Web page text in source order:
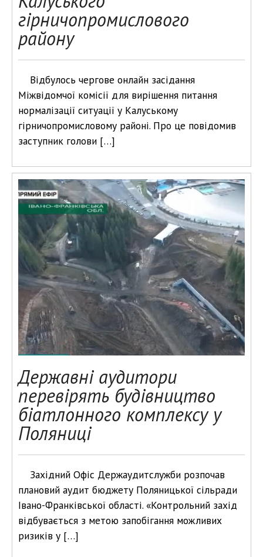
гірничопромислового
району
Відбулось чергове онлайн засідання
Міжвідомчої комісії для вирішення питання
нормалізації ситуації у Калуському
гірничопромисловому районі. Про це повідомив
заступник голови […]
Державні аудитори
перевірять будівництво
біатлонного комплексу у
Поляниці
Західний Офіс Держаудитслужби розпочав
плановий аудит бюджету Поляницької сільради
Івано-Франківської області. «Контрольний захід
відбувається з метою запобігання можливих
ризиків у […]